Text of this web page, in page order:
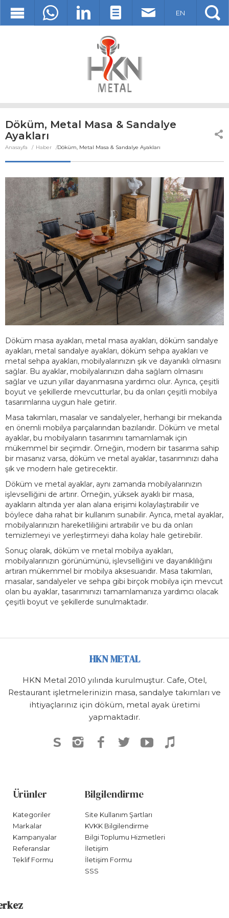
EN
Döküm, Metal Masa & Sandalye
Ayakları
Anasayfa Haber Döküm, Metal Masa & Sandalye Ayakları
Döküm masa ayakları, metal masa ayakları, döküm sandalye
ayakları, metal sandalye ayakları, döküm sehpa ayakları ve
metal sehpa ayakları, mobilyalarınızın şık ve dayanıklı olmasını
sağlar. Bu ayaklar, mobilyalarınızın daha sağlam olmasını
sağlar ve uzun yıllar dayanmasına yardımcı olur. Ayrıca, çeşitli
boyut ve şekillerde mevcutturlar, bu da onları çeşitli mobilya
tasarımlarına uygun hale getirir.
Masa takımları, masalar ve sandalyeler, herhangi bir mekanda
en önemli mobilya parçalarından bazılarıdır. Döküm ve metal
ayaklar, bu mobilyaların tasarımını tamamlamak için
mükemmel bir seçimdir. Örneğin, modern bir tasarıma sahip
bir masanız varsa, döküm ve metal ayaklar, tasarımınızı daha
şık ve modern hale getirecektir.
Döküm ve metal ayaklar, aynı zamanda mobilyalarınızın
işlevselliğini de artırır. Örneğin, yüksek ayaklı bir masa,
ayakların altında yer alan alana erişimi kolaylaştırabilir ve
böylece daha rahat bir kullanım sunabilir. Ayrıca, metal ayaklar,
mobilyalarınızın hareketliliğini artırabilir ve bu da onları
temizlemeyi ve yerleştirmeyi daha kolay hale getirebilir.
Sonuç olarak, döküm ve metal mobilya ayakları,
mobilyalarınızın görünümünü, işlevselliğini ve dayanıklılığını
artıran mükemmel bir mobilya aksesuarıdır. Masa takımları,
masalar, sandalyeler ve sehpa gibi birçok mobilya için mevcut
olan bu ayaklar, tasarımınızı tamamlamanıza yardımcı olacak
çeşitli boyut ve şekillerde sunulmaktadır.
HKN METAL
HKN Metal 2010 yılında kurulmuştur. Cafe, Otel,
Restaurant işletmelerinizin masa, sandalye takımları ve
ihtiyaçlarınız için döküm, metal ayak üretimi
yapmaktadır.
S
Ürünler
Kategoriler
Markalar
Kampanyalar
Referanslar
Teklif Formu
Bilgilendirme
Site Kullanım Şartları
KVKK Bilgilendirme
Bilgi Toplumu Hizmetleri
İletişim
İletişim Formu
SSS